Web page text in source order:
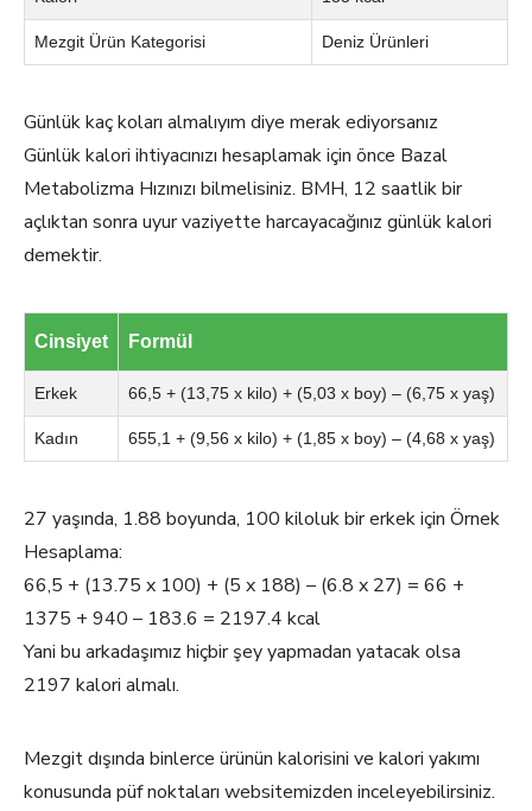
Mezgit Ürün Kategorisi Deniz Ürünleri
Günlük kaç koları almalıyım diye merak ediyorsanız
Günlük kalori ihtiyacınızı hesaplamak için önce Bazal
Metabolizma Hızınızı bilmelisiniz. BMH, 12 saatlik bir
açlıktan sonra uyur vaziyette harcayacağınız günlük kalori
demektir.
Cinsiyet Formül
Erkek 66,5 + (13,75 x kilo) + (5,03 x boy) – (6,75 x yaş)
Kadın 655,1 + (9,56 x kilo) + (1,85 x boy) – (4,68 x yaş)
27 yaşında, 1.88 boyunda, 100 kiloluk bir erkek için Örnek
Hesaplama:
66,5 + (13.75 x 100) + (5 x 188) – (6.8 x 27) = 66 +
1375 + 940 – 183.6 = 2197.4 kcal
Yani bu arkadaşımız hiçbir şey yapmadan yatacak olsa
2197 kalori almalı.
Mezgit dışında binlerce ürünün kalorisini ve kalori yakımı
konusunda püf noktaları websitemizden inceleyebilirsiniz.